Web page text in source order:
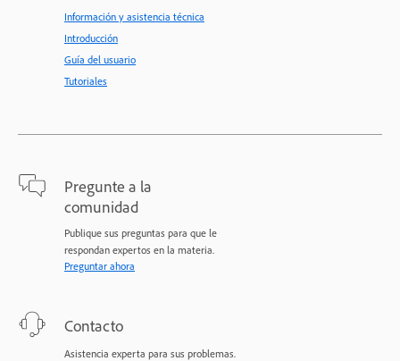
Información y asistencia técnica
Introducción
Guía del usuario
Tutoriales
Pregunte a la
comunidad
Publique sus preguntas para que le
respondan expertos en la materia.
Preguntar ahora
Contacto
Asistencia experta para sus problemas.